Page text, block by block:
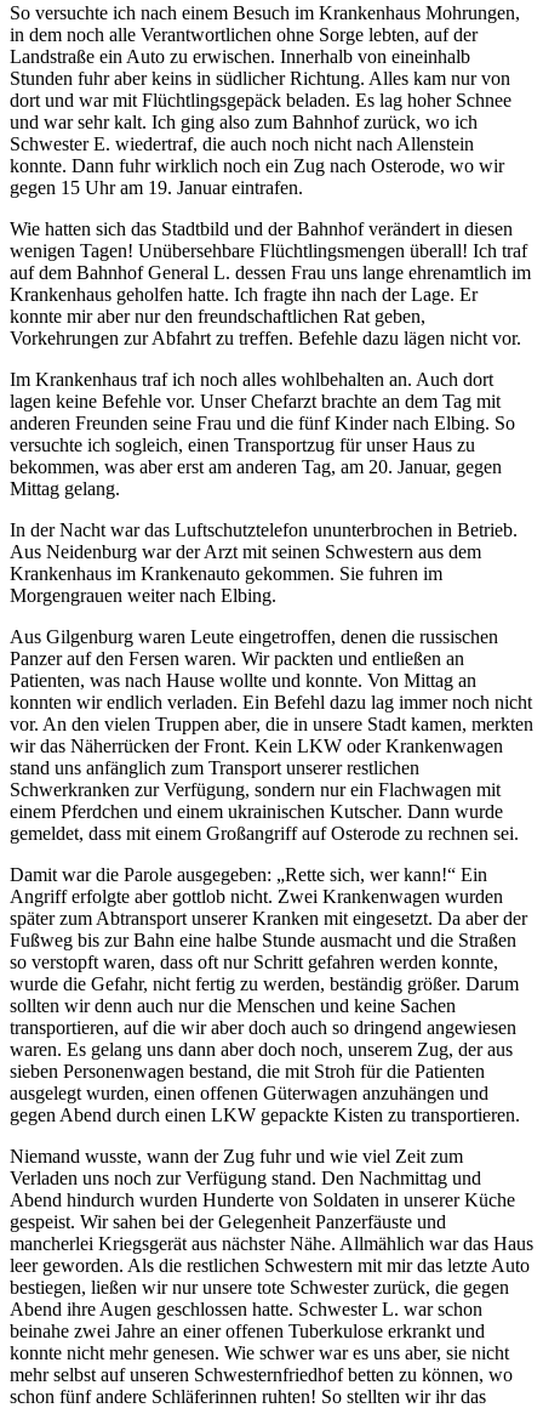
So versuchte ich nach einem Besuch im Krankenhaus Mohrungen,
in dem noch alle Verantwortlichen ohne Sorge lebten, auf der
Landstraße ein Auto zu erwischen. Innerhalb von eineinhalb
Stunden fuhr aber keins in südlicher Richtung. Alles kam nur von
dort und war mit Flüchtlingsgepäck beladen. Es lag hoher Schnee
und war sehr kalt. Ich ging also zum Bahnhof zurück, wo ich
Schwester E. wiedertraf, die auch noch nicht nach Allenstein
konnte. Dann fuhr wirklich noch ein Zug nach Osterode, wo wir
gegen 15 Uhr am 19. Januar eintrafen.
Wie hatten sich das Stadtbild und der Bahnhof verändert in diesen
wenigen Tagen! Unübersehbare Flüchtlingsmengen überall! Ich traf
auf dem Bahnhof General L. dessen Frau uns lange ehrenamtlich im
Krankenhaus geholfen hatte. Ich fragte ihn nach der Lage. Er
konnte mir aber nur den freundschaftlichen Rat geben,
Vorkehrungen zur Abfahrt zu treffen. Befehle dazu lägen nicht vor.
Im Krankenhaus traf ich noch alles wohlbehalten an. Auch dort
lagen keine Befehle vor. Unser Chefarzt brachte an dem Tag mit
anderen Freunden seine Frau und die fünf Kinder nach Elbing. So
versuchte ich sogleich, einen Transportzug für unser Haus zu
bekommen, was aber erst am anderen Tag, am 20. Januar, gegen
Mittag gelang.
In der Nacht war das Luftschutztelefon ununterbrochen in Betrieb.
Aus Neidenburg war der Arzt mit seinen Schwestern aus dem
Krankenhaus im Krankenauto gekommen. Sie fuhren im
Morgengrauen weiter nach Elbing.
Aus Gilgenburg waren Leute eingetroffen, denen die russischen
Panzer auf den Fersen waren. Wir packten und entließen an
Patienten, was nach Hause wollte und konnte. Von Mittag an
konnten wir endlich verladen. Ein Befehl dazu lag immer noch nicht
vor. An den vielen Truppen aber, die in unsere Stadt kamen, merkten
wir das Näherrücken der Front. Kein LKW oder Krankenwagen
stand uns anfänglich zum Transport unserer restlichen
Schwerkranken zur Verfügung, sondern nur ein Flachwagen mit
einem Pferdchen und einem ukrainischen Kutscher. Dann wurde
gemeldet, dass mit einem Großangriff auf Osterode zu rechnen sei.
Damit war die Parole ausgegeben:
Rette sich, wer kann!
Ein
Angriff erfolgte aber gottlob nicht. Zwei Krankenwagen wurden
später zum Abtransport unserer Kranken mit eingesetzt. Da aber der
Fußweg bis zur Bahn eine halbe Stunde ausmacht und die Straßen
so verstopft waren, dass oft nur Schritt gefahren werden konnte,
wurde die Gefahr, nicht fertig zu werden, beständig größer. Darum
sollten wir denn auch nur die Menschen und keine Sachen
transportieren, auf die wir aber doch auch so dringend angewiesen
waren. Es gelang uns dann aber doch noch, unserem Zug, der aus
sieben Personenwagen bestand, die mit Stroh für die Patienten
ausgelegt wurden, einen offenen Güterwagen anzuhängen und
gegen Abend durch einen LKW gepackte Kisten zu transportieren.
Niemand wusste, wann der Zug fuhr und wie viel Zeit zum
Verladen uns noch zur Verfügung stand. Den Nachmittag und
Abend hindurch wurden Hunderte von Soldaten in unserer Küche
gespeist. Wir sahen bei der Gelegenheit Panzerfäuste und
mancherlei Kriegsgerät aus nächster Nähe. Allmählich war das Haus
leer geworden. Als die restlichen Schwestern mit mir das letzte Auto
bestiegen, ließen wir nur unsere tote Schwester zurück, die gegen
Abend ihre Augen geschlossen hatte. Schwester L. war schon
beinahe zwei Jahre an einer offenen Tuberkulose erkrankt und
konnte nicht mehr genesen. Wie schwer war es uns aber, sie nicht
mehr selbst auf unseren Schwesternfriedhof betten zu können, wo
schon fünf andere Schläferinnen ruhten! So stellten wir ihr das